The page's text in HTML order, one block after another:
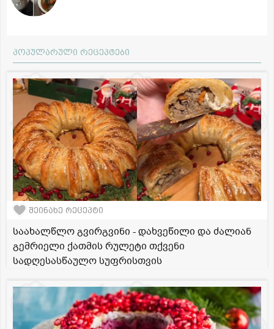
პოპულარული რეცეპტები
შეინახე რეცეპტი
საახალწლო გვირგვინი - დახვეწილი და ძალიან
გემრიელი ქათმის რულეტი თქვენი
სადღესასწაულო სუფრისთვის